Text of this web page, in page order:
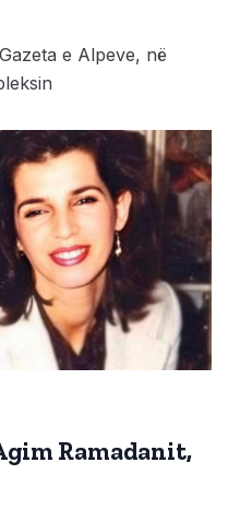
e Alpeve, në
Ramadanit,